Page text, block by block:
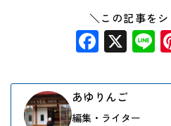
＼この記事を
X
あゆりんご
編集・ライター